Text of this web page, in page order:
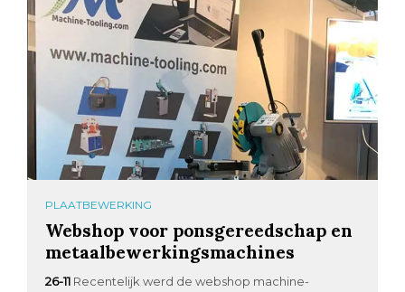
PLAATBEWERKING
Webshop voor ponsgereedschap en
metaalbewerkingsmachines
26-11 Recentelijk werd de webshop machine-